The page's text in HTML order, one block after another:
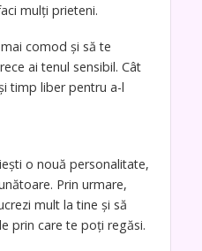
mulţi prieteni.
comod şi să te
ai tenul sensibil. Cât
timp liber pentru a-l
o nouă personalitate,
Prin urmare,
mult la tine şi să
prin care te poţi regăsi.